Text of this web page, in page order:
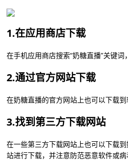
多少 流通股为7.12亿
产业大会 9月探索功能食品研发新赛道-天天
些 流通股为12.06亿
看
热点-
流通股为11.34亿
1.在应用商店下载
在手机应用商店搜索“奶糖直播”关键
2.通过官方网站下载
在奶糖直播的官方网站上也可以下载
3.找到第三方下载网站
在一些第三方下载网站上也可以下载
站进行下载，并注意防范恶意软件或病